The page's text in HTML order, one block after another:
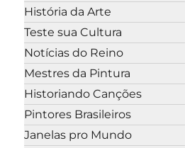
História da Arte
Teste sua Cultura
Notícias do Reino
Mestres da Pintura
Historiando Canções
Pintores Brasileiros
Janelas pro Mundo